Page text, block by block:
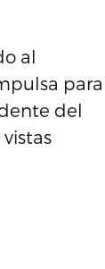
al
para
del